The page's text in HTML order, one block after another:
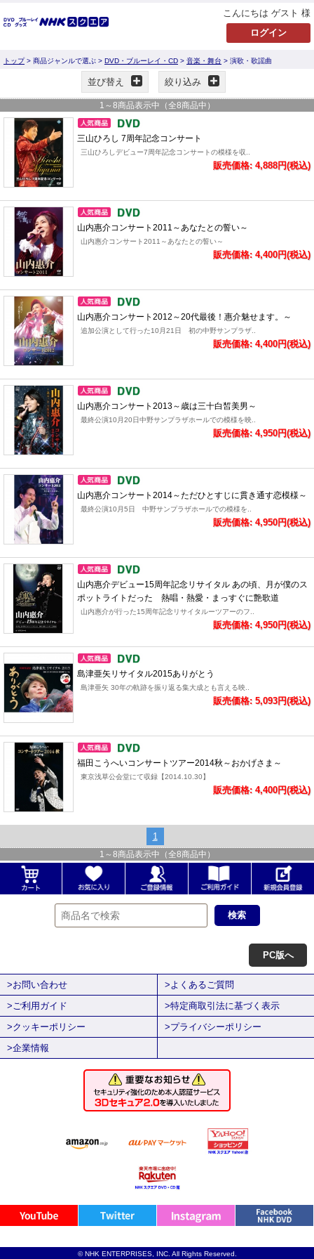
こんにちは ゲスト 様
トップ> 商品ジャンルで選ぶ > DVD・ブルーレイ・CD > 音楽・舞台 > 演歌・歌謡曲
並び替え 絞り込み
1 ～ 8商品表示中（全8商品中）
三山ひろし 7周年記念コンサート
三山ひろしデビュー7周年記念コンサートの模様を収..
販売価格: 4,888円(税込)
山内惠介コンサート2011～あなたとの誓い～
山内惠介コンサート2011～あなたとの誓い～
販売価格: 4,400円(税込)
山内惠介コンサート2012～20代最後！惠介魅せます。～
追加公演として行った10月21日 初の中野サンプラザ..
販売価格: 4,400円(税込)
山内惠介コンサート2013～歳は三十白皙美男～
最終公演10月20日中野サンプラザホールでの模様を映..
販売価格: 4,950円(税込)
山内惠介コンサート2014～ただひとすじに貫き通す恋模様～
最終公演10月5日 中野サンプラザホールでの模様を..
販売価格: 4,950円(税込)
山内惠介デビュー15周年記念リサイタル あの頃、月が僕のス
ポットライトだった 熱唱・熱愛・まっすぐに艶歌道
山内惠介が行った15周年記念リサイタルーツアーのフ..
販売価格: 4,950円(税込)
島津亜矢リサイタル2015ありがとう
島津亜矢 30年の軌跡を振り返る集大成とも言える映..
販売価格: 5,093円(税込)
福田こうへいコンサートツアー2014秋～おかげさま～
東京浅草公会堂にて収録【2014.10.30】
販売価格: 4,400円(税込)
1
1 ～ 8商品表示中（全8商品中）
PC版へ
>お問い合わせ
>よくあるご質問
>ご利用ガイド
>特定商取引法に基づく表示
>クッキーポリシー
>プライバシーポリシー
>企業情報
© NHK ENTERPRISES, INC. All Rights Reserved.